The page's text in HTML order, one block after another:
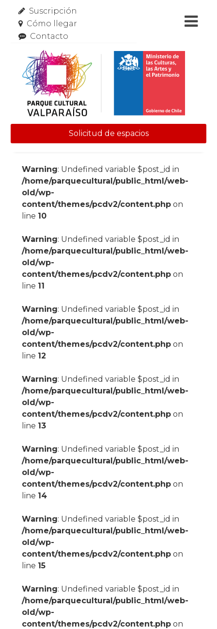
Suscripción
Cómo llegar
Contacto
Solicitud de espacios
Warning: Undefined variable $post_id in
/home/parquecultural/public_html/web-
old/wp-
content/themes/pcdv2/content.phpon
line 10
Warning: Undefined variable $post_id in
/home/parquecultural/public_html/web-
old/wp-
content/themes/pcdv2/content.phpon
line 11
Warning: Undefined variable $post_id in
/home/parquecultural/public_html/web-
old/wp-
content/themes/pcdv2/content.phpon
line 12
Warning: Undefined variable $post_id in
/home/parquecultural/public_html/web-
old/wp-
content/themes/pcdv2/content.phpon
line 13
Warning: Undefined variable $post_id in
/home/parquecultural/public_html/web-
old/wp-
content/themes/pcdv2/content.phpon
line 14
Warning: Undefined variable $post_id in
/home/parquecultural/public_html/web-
old/wp-
content/themes/pcdv2/content.phpon
line 15
Warning: Undefined variable $post_id in
/home/parquecultural/public_html/web-
old/wp-
content/themes/pcdv2/content.phpon